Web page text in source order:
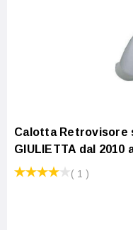
Calotta Retrovisore
GIULIETTA dal 2010
( 1 )